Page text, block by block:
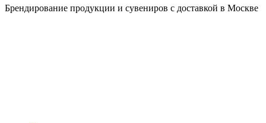
Брендирование продукции и сувениров с доставкой в Москве